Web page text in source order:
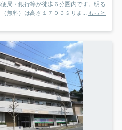
局・銀行等が徒歩６分圏内です。明る
無料）は高さ１７００ミリま...
もっと